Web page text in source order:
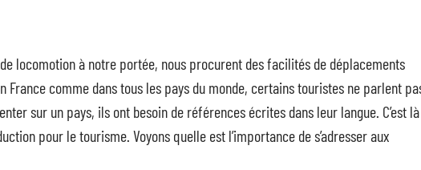
locomotion à notre portée, nous procurent des facilités de déplacements
France comme dans tous les pays du monde, certains touristes ne parlent
sur un pays, ils ont besoin de références écrites dans leur langue. C’est là
pour le tourisme. Voyons quelle est l’importance de s’adresser aux